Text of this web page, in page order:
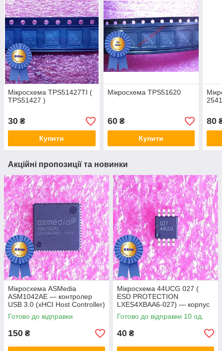
Мікросхема TPS51427TI (
TPS51427 )
30 ₴
Купити
Мікросхема TPS51620
60₴
Купити
80
Акційні пропозиції та новинки
Мікросхема ASMedia
ASM1042AE — контролер
USB 3.0 (xHCI Host Controller)
Готово до відправки
150 ₴
Мікросхема 44UCG 027 (
ESD PROTECTION
LXES4XBAA6-027) — корпус
msop8
Готово до відправки 10 од.
40 ₴